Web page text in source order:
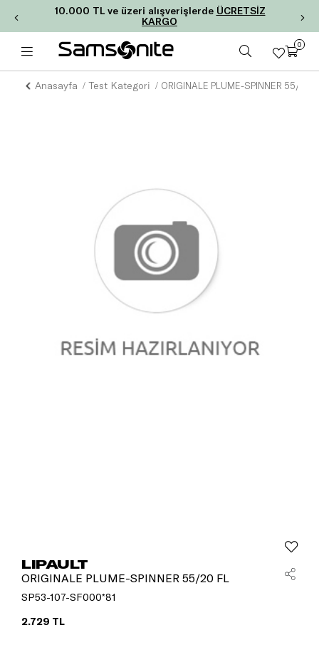
10.000 TL ve üzeri alışverişlerde ÜCRETSİZ
KARGO
0
Anasayfa Test Kategori ORIGINALE PLUME-SPINNER 55/20
LIPAULT
ORIGINALE PLUME-SPINNER 55/20 FL
SP53-107-SF000*81
2.729 TL